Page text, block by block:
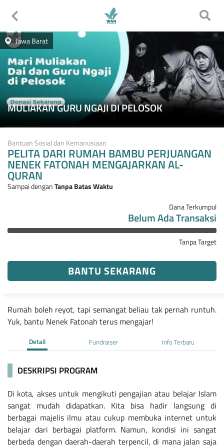
MULIAKAN GURU NGAJI DI PELOSOK
Jawa Barat
Bantuan Sosial dan Kemanusiaan
PELITA DARI RUMAH BAMBU PERJUANGAN
NENEK FATONAH MENGAJARKAN AL-
QURAN
Sampai denganTanpa Batas Waktu
Dana Terkumpul
Belum Ada Transaksi
Tanpa Target
BANTU SEKARANG
Rumah boleh reyot, tapi semangat beliau tak pernah runtuh.
Yuk, bantu Nenek Fatonah terus mengajar!
Detail Fundraiser Info Terbaru
DESKRIPSI PROGRAM
Di kota, akses untuk mengikuti pengajian atau belajar Islam
sangat mudah didapatkan. Kita bisa hadir langsung di
berbagai majelis ilmu atau cukup membuka internet untuk
belajar dari berbagai platform. Namun, kondisi ini sangat
berbeda dengan daerah-daerah terpencil, di mana jalan saja